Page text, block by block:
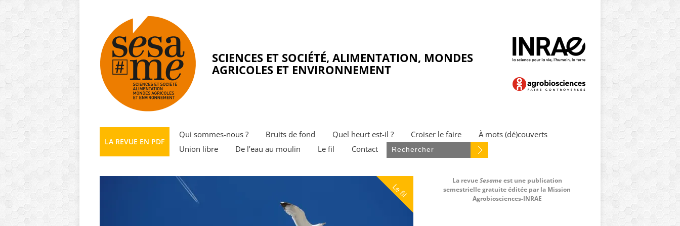
SCIENCES ET SOCIÉTÉ, ALIMENTATION, MONDES
AGRICOLES ET ENVIRONNEMENT
LA REVUE EN PDF
Qui sommes-nous ? Bruits de fond Quel heurt est-il ? Croiser le faire
À mots (dé)couverts
Union libre
De l’eau au moulin Le fil Contact
Le fil
La revueSesameest une publication
semestrielle gratuite éditée par la Mission
Agrobiosciences-INRAE